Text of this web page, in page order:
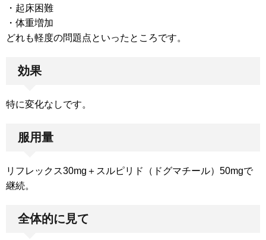
・起床困難
・体重増加
どれも軽度の問題点といったところです。
効果
特に変化なしです。
服用量
リフレックス30mg＋スルピリド（ドグマチール）50mgで
継続。
全体的に見て